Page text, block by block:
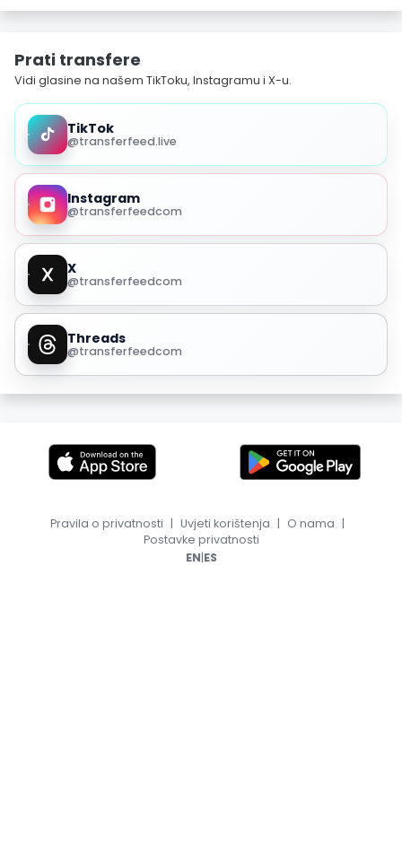
Prati transfere
Vidi glasine na našem TikToku, Instagramu i X-u.
TikTok
@transferfeed.live
Instagram
@transferfeedcom
X
@transferfeedcom
Threads
@transferfeedcom
Pravila o privatnosti | Uvjeti korištenja | O nama |
Postavke privatnosti
EN|ES